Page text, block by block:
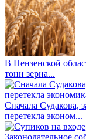
В Пензенской
тонн зерна...
Сначала Судакова,
перетекла эконом...